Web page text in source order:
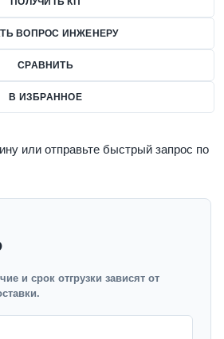
ВОПРОС ИНЖЕНЕРУ
СРАВНИТЬ
В ИЗБРАННОЕ
или отправьте быстрый запрос по
и срок отгрузки зависят от